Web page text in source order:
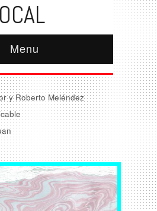
Menu
y Roberto Meléndez